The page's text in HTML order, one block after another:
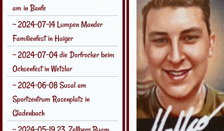
am in Banfe
~ 2024-07-14 Lumpen Mander
Familienfest in Haiger
~ 2024-07-04 die Dorfrocker beim
Ochsenfest in Wetzlar
~ 2024-06-08 Susal am
Sportzentrum Rasenplatz in
Gladenbach